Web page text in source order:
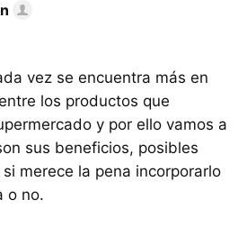
vez se encuentra más en
los productos que
y por ello vamos a
sus beneficios, posibles
merece la pena incorporarlo
o no.